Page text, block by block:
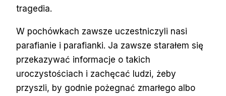
tragedia.
W pochówkach zawsze uczestniczyli nasi
parafianie i parafianki. Ja zawsze starałem się
przekazywać informacje o takich
uroczystościach i zachęcać ludzi, żeby
przyszli, by godnie pożegnać zmarłego albo